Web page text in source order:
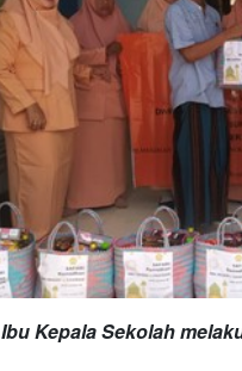
Ibu Kepala Sekolah